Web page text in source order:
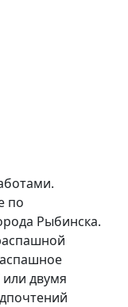
по
Рыбинска.
двумя